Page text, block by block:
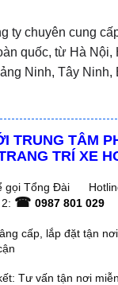
ty chuyên cung
quốc, từ Hà Nội,
Ninh, Tây
TRUNG TÂM
TRÍ XE
gọi Tổng Đài
☎ 0987 801 029
cấp, lắp đặt tận
Tư vấn tận nơi